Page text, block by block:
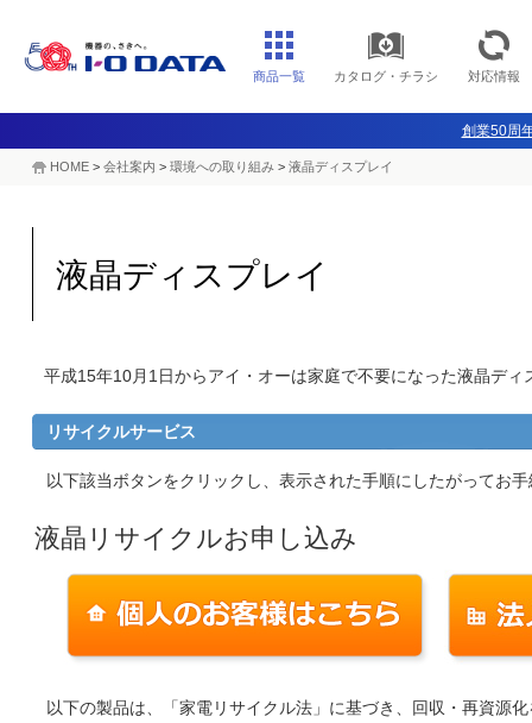
商品一覧 カタログ・チラシ 対応情報
創業50周
HOME > 会社案内 > 環境への取り組み > 液晶ディスプレイ
液晶ディスプレイ
平成15年10月1日からアイ・オーは家庭で不要になった液晶デ
リサイクルサービス
以下該当ボタンをクリックし、表示された手順にしたがってお
液晶リサイクルお申し込み
以下の製品は、「家電リサイクル法」に基づき、回収・再資源